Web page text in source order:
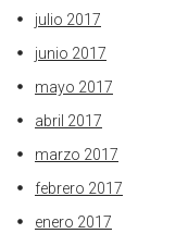
julio 2017
junio 2017
mayo 2017
abril 2017
marzo 2017
febrero 2017
enero 2017